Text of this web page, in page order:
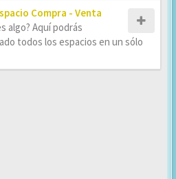
Compra - Venta
algo? Aquí podrás
todos los espacios en un sólo